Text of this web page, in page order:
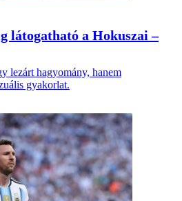
látogatható a Hokuszai –
lezárt hagyomány, hanem
gyakorlat.